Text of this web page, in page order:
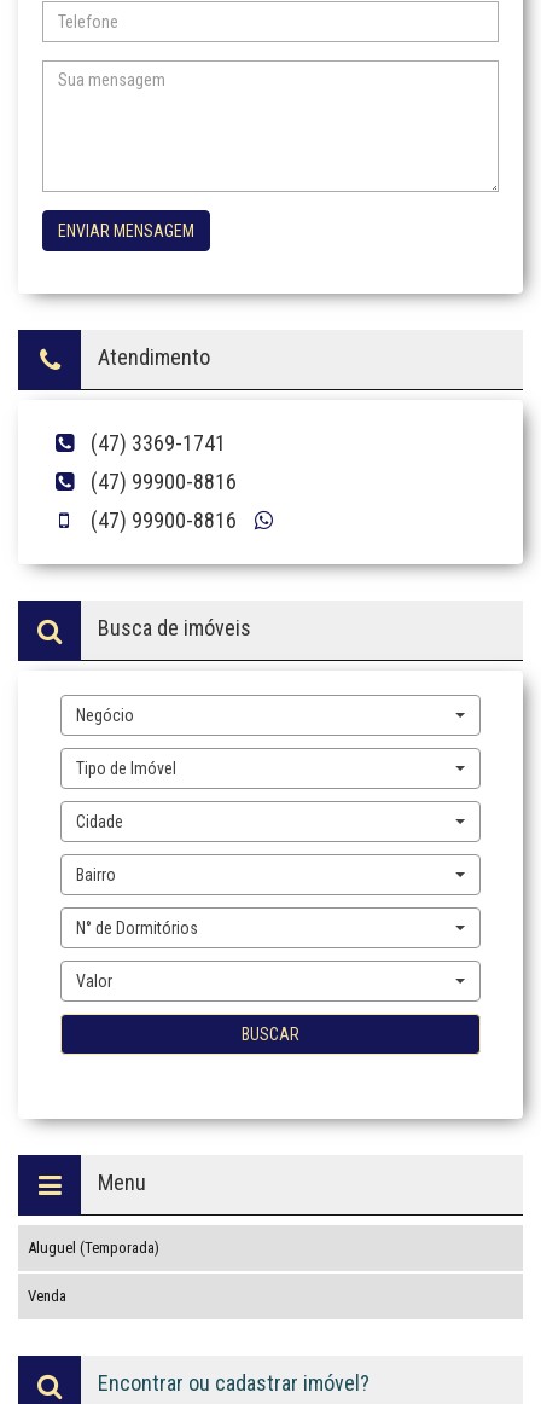
ENVIAR MENSAGEM
Atendimento
(47) 3369-1741
(47) 99900-8816
(47) 99900-8816
Busca de imóveis
Negócio
Tipo de Imóvel
Cidade
Bairro
N° de Dormitórios
Valor
BUSCAR
Menu
Aluguel (Temporada)
Venda
Encontrar ou cadastrar imóvel?